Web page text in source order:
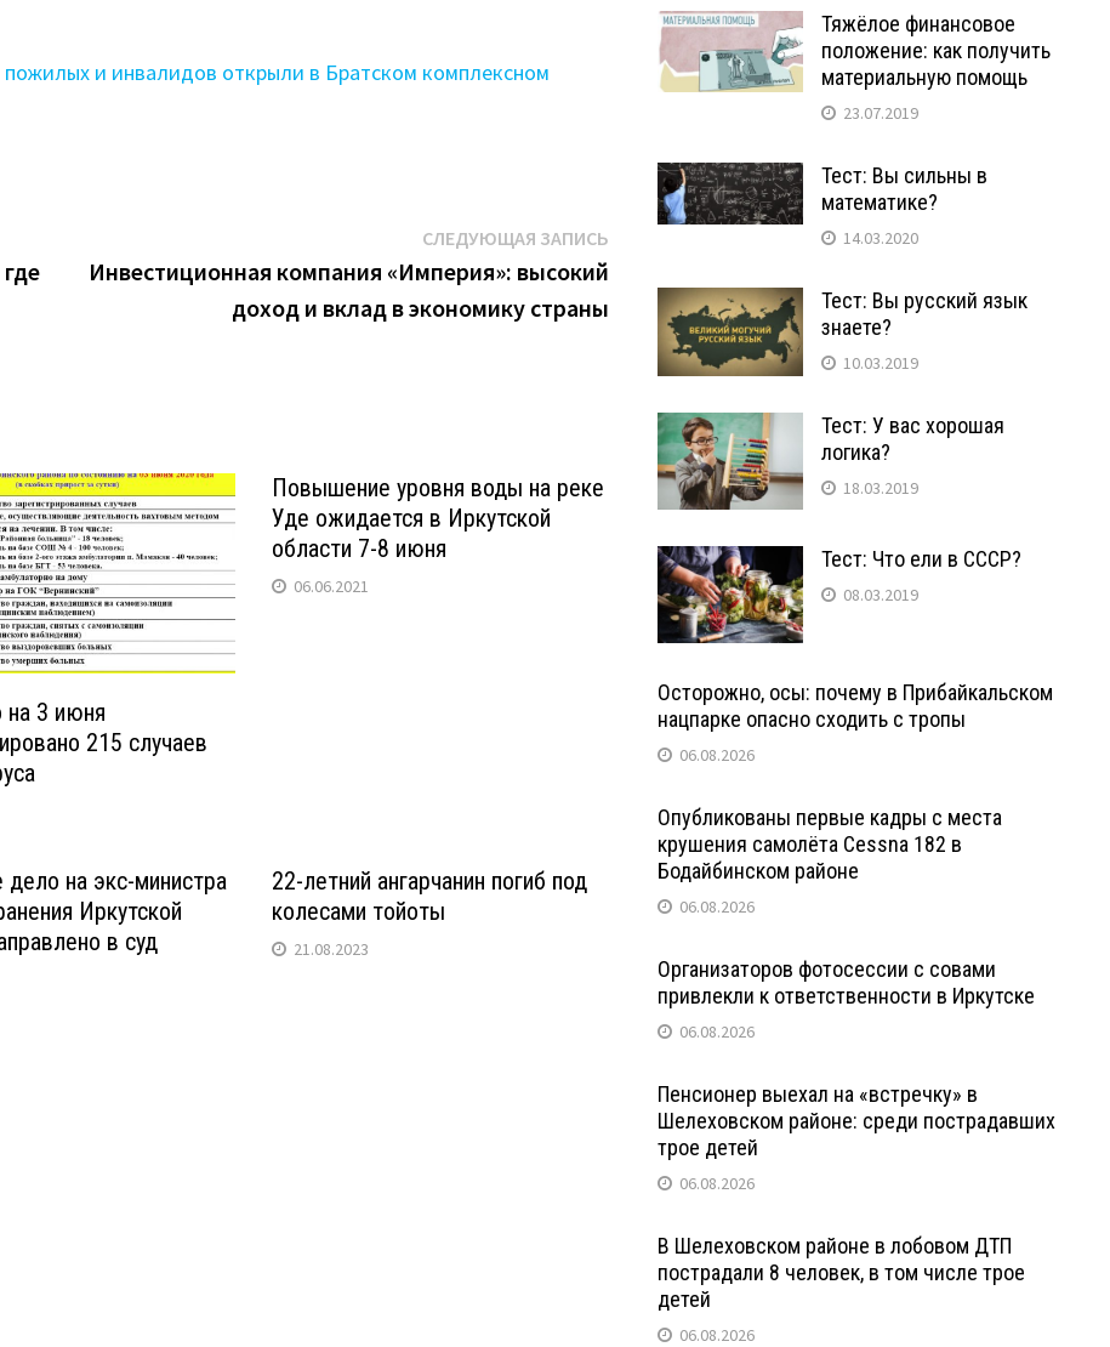
и инвалидов открыли в Братском комплексном
СЛЕДУЮЩАЯ ЗАПИСЬСледующая
запись:
Инвестиционная компания «Империя»: высокий
доход и вклад в экономику страны
на 3 июня
215 случаев
Повышение уровня воды на реке
Уде ожидается в Иркутской
области 7-8 июня
06.06.2021
дело на экс-министра
Иркутской
в суд
22-летний ангарчанин погиб под
колесами тойоты
21.08.2023
Тяжёлое финансовое
положение: как получить
материальную помощь
23.07.2019
Тест: Вы сильны в
математике?
14.03.2020
Тест: Вы русский язык
знаете?
10.03.2019
Тест: У вас хорошая
логика?
18.03.2019
Тест: Что ели в СССР?
08.03.2019
Осторожно, осы: почему в Прибайкальском
нацпарке опасно сходить с тропы
06.08.2026
Опубликованы первые кадры с места
крушения самолёта Cessna 182 в
Бодайбинском районе
06.08.2026
Организаторов фотосессии с совами
привлекли к ответственности в Иркутске
06.08.2026
Пенсионер выехал на «встречку» в
Шелеховском районе: среди пострадавших
трое детей
06.08.2026
В Шелеховском районе в лобовом ДТП
пострадали 8 человек, в том числе трое
детей
06.08.2026